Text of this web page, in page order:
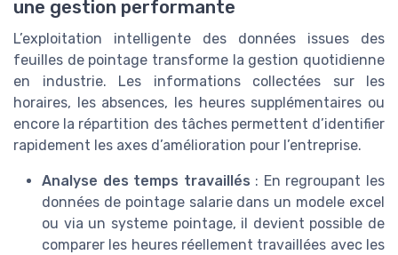
une gestion performante
L’exploitation intelligente des données issues des
feuilles de pointage transforme la gestion quotidienne
en industrie. Les informations collectées sur les
horaires, les absences, les heures supplémentaires ou
encore la répartition des tâches permettent d’identifier
rapidement les axes d’amélioration pour l’entreprise.
Analyse des temps travaillés : En regroupant les
données de pointage salarie dans un modele excel
ou via un systeme pointage, il devient possible de
comparer les heures réellement travaillées avec les